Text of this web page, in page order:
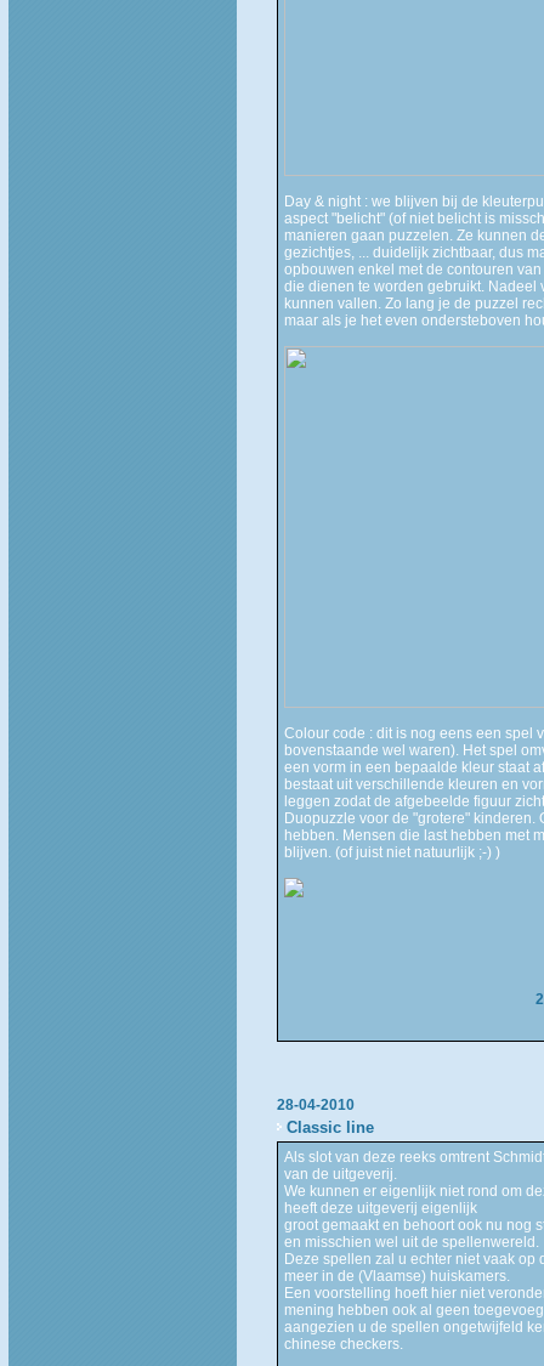
Day & night : we blijven bij de
aspect "belicht" (of niet belicht is
manieren gaan puzzelen. Ze kunnen
gezichtjes, ... duidelijk zichtbaar, dus
opbouwen enkel met de contouren
die dienen te worden gebruikt. Nadeel
kunnen vallen. Zo lang je de puzzel
maar als je het even ondersteboven
Colour code : dit is nog eens een spel
bovenstaande wel waren). Het spel
een vorm in een bepaalde kleur staat
bestaat uit verschillende kleuren en
leggen zodat de afgebeelde figuur
Duopuzzle voor de "grotere"
hebben. Mensen die last hebben met
blijven. (of juist niet natuurlijk ;-) )
28-04-2010
Classic line
Als slot van deze reeks omtrent
van de uitgeverij.
We kunnen er eigenlijk niet rond om
heeft deze uitgeverij eigenlijk
groot gemaakt en behoort ook nu nog
en misschien wel uit de spellenwereld.
Deze spellen zal u echter niet vaak
meer in de (Vlaamse) huiskamers.
Een voorstelling hoeft hier niet
mening hebben ook al geen
aangezien u de spellen ongetwijfeld
chinese checkers.